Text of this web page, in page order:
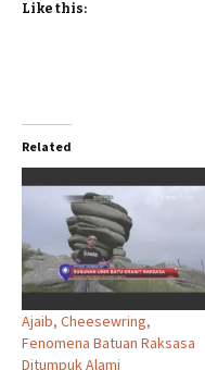
Like this:
Related
Ajaib, Cheesewring,
Fenomena Batuan Raksasa
Ditumpuk Alami